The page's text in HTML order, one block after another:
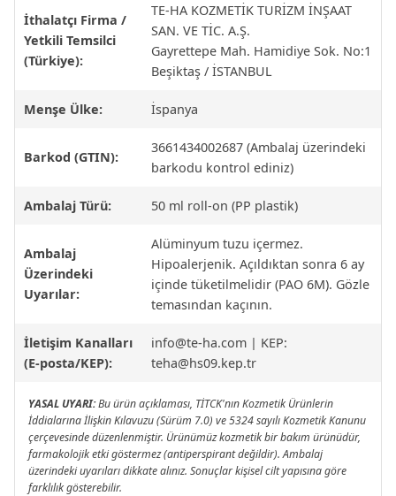
İthalatçı Firma /
Yetkili Temsilci
(Türkiye):
TE-HA KOZMETİK TURİZM İNŞAAT
SAN. VE TİC. A.Ş.
Gayrettepe Mah. Hamidiye Sok. No:1
Beşiktaş / İSTANBUL
Menşe Ülke: İspanya
Barkod (GTIN):
3661434002687 (Ambalaj üzerindeki
barkodu kontrol ediniz)
Ambalaj Türü: 50 ml roll-on (PP plastik)
Ambalaj
Üzerindeki
Uyarılar:
Alüminyum tuzu içermez.
Hipoalerjenik. Açıldıktan sonra 6 ay
içinde tüketilmelidir (PAO 6M). Gözle
temasından kaçının.
İletişim Kanalları
(E-posta/KEP):
info@te-ha.com | KEP:
teha@hs09.kep.tr
YASAL UYARI:Bu ürün açıklaması, TİTCK'nın Kozmetik Ürünlerin
İddialarına İlişkin Kılavuzu (Sürüm 7.0) ve 5324 sayılı Kozmetik Kanunu
çerçevesinde düzenlenmiştir. Ürünümüz kozmetik bir bakım ürünüdür,
farmakolojik etki göstermez (antiperspirant değildir). Ambalaj
üzerindeki uyarıları dikkate alınız. Sonuçlar kişisel cilt yapısına göre
farklılık gösterebilir.